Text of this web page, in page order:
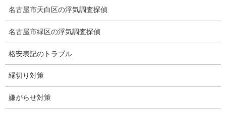
結婚調査
社員の行動調査
行動調査
法人調査
名古屋市天白区の浮気調査探偵
名古屋市緑区の浮気調査探偵
格安表記のトラブル
縁切り対策
嫌がらせ対策